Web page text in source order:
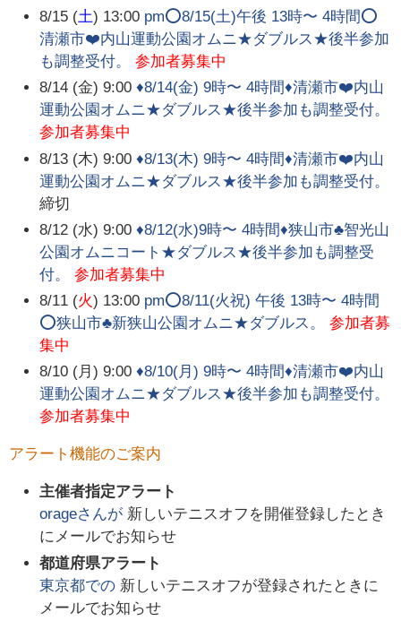
8/15 (土) 13:00 pm⭕️8/15(土)午後 13時〜 4時間⭕️
清瀬市❤️内山運動公園オムニ★ダブルス★後半参加
も調整受付。
参加者募集中
8/14 (金) 9:00 ♦️8/14(金) 9時〜 4時間♦️清瀬市❤️内山
運動公園オムニ★ダブルス★後半参加も調整受付。
参加者募集中
8/13 (木) 9:00 ♦️8/13(木) 9時〜 4時間♦️清瀬市❤️内山
運動公園オムニ★ダブルス★後半参加も調整受付。
締切
8/12 (水) 9:00 ♦️8/12(水)9時〜 4時間♦️狭山市♣︎智光山
公園オムニコート★ダブルス★後半参加も調整受
付。
参加者募集中
8/11 (火) 13:00 pm⭕️8/11(火祝) 午後 13時〜 4時間
⭕️狭山市♣︎新狭山公園オムニ★ダブルス。
参加者募
集中
8/10 (月) 9:00 ♦️8/10(月) 9時〜 4時間♦️清瀬市❤️内山
運動公園オムニ★ダブルス★後半参加も調整受付。
参加者募集中
アラート機能のご案内
主催者指定アラート
orageさんが 新しいテニスオフを開催登録したとき
にメールでお知らせ
都道府県アラート
東京都での 新しいテニスオフが登録されたときに
メールでお知らせ